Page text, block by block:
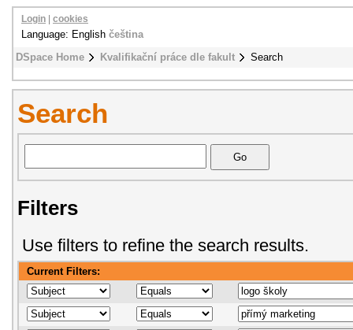
DSpace Home Kvalifikační práce dle fakult Search
Login cookies
Language: English čeština
Search
Filters
Use filters to refine the search results.
Current Filters: